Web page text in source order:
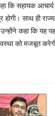
कि सहायक
होगी। साथ ही
कहा कि यह
को मजबूत